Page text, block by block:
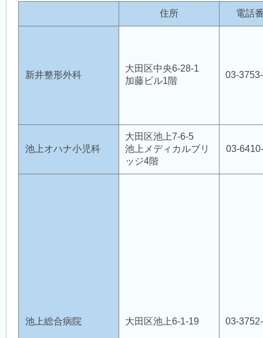
休日診療（医師会診療所）
医療機関案内
各種検診
会員用掲示板
住所 電話
新井整形外科
大田区中央6-28-1
加藤ビル1階
03-
池上オハナ小児科
大田区池上7-6-5
池上メディカルブリ
ッジ4階
03-
池上総合病院 大田区池上6-1-19 03-